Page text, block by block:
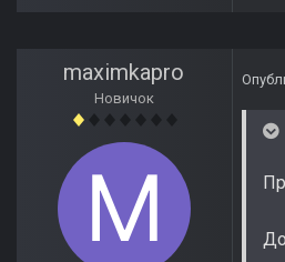
maximkapro
Новичок